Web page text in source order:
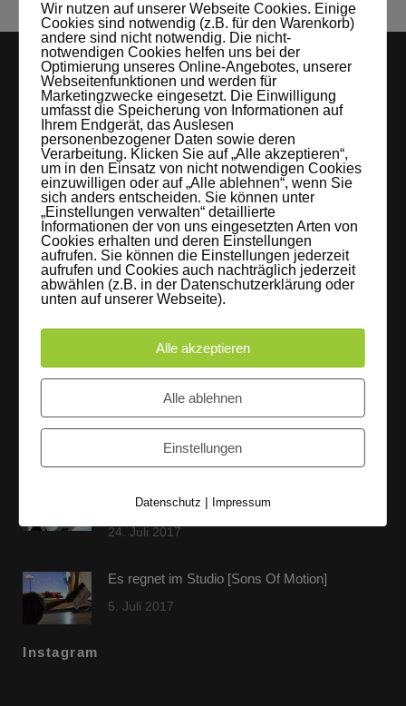
LEIPZIGS MIETSTUDIO
Hier lassen sich Foto- und Videoproduktionen aller Art in
entspannter Loftatmosphäre realisieren. Alles da, was man
braucht: Technik, Platz, Couch und Kaffee. Folgt uns!
60 Jahre WG UNITAS eG [Scholz & Heinz]
9. Oktober 2017
Jehnichen]
24. Juli 2017
Es regnet im Studio [Sons Of Motion]
5. Juli 2017
Instagram
Wir nutzen auf unserer Webseite Cookies. Einige
Cookies sind notwendig (z.B. für den Warenkorb)
andere sind nicht notwendig. Die nicht-
notwendigen Cookies helfen uns bei der
Optimierung unseres Online-Angebotes, unserer
Webseitenfunktionen und werden für
Marketingzwecke eingesetzt. Die Einwilligung
umfasst die Speicherung von Informationen auf
Ihrem Endgerät, das Auslesen
personenbezogener Daten sowie deren
Verarbeitung. Klicken Sie auf „Alle akzeptieren“,
um in den Einsatz von nicht notwendigen Cookies
einzuwilligen oder auf „Alle ablehnen“, wenn Sie
sich anders entscheiden. Sie können unter
„Einstellungen verwalten“ detaillierte
Informationen der von uns eingesetzten Arten von
Cookies erhalten und deren Einstellungen
aufrufen. Sie können die Einstellungen jederzeit
aufrufen und Cookies auch nachträglich jederzeit
abwählen (z.B. in der Datenschutzerklärung oder
unten auf unserer Webseite).
Alle akzeptieren
Alle ablehnen
Einstellungen
Datenschutz | Impressum